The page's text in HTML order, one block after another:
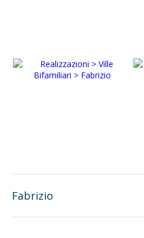
Fabrizio